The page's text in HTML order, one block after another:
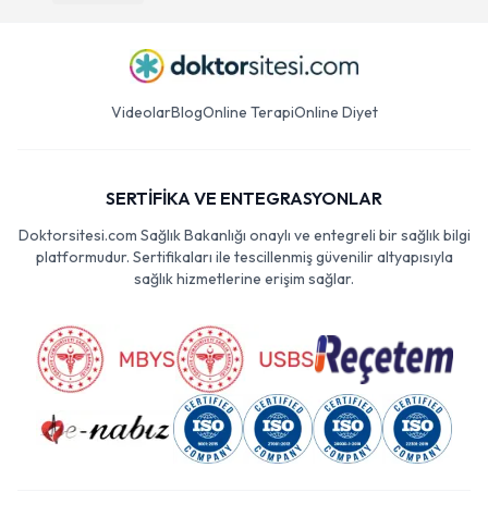
VideolarBlogOnline TerapiOnline Diyet
SERTİFİKA VE ENTEGRASYONLAR
Doktorsitesi.com Sağlık Bakanlığı onaylı ve entegreli bir sağlık bilgi
platformudur. Sertifikaları ile tescillenmiş güvenilir altyapısıyla
sağlık hizmetlerine erişim sağlar.